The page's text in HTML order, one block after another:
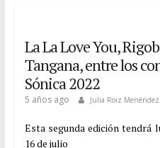
La La Love You,
Tangana, entre los
Sónica 2022
5 años ago Julia Roiz Menéndez
Esta segunda edición tendrá
16 de julio